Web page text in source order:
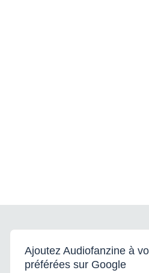
Ajoutez Audiofanzine à
préférées sur Google